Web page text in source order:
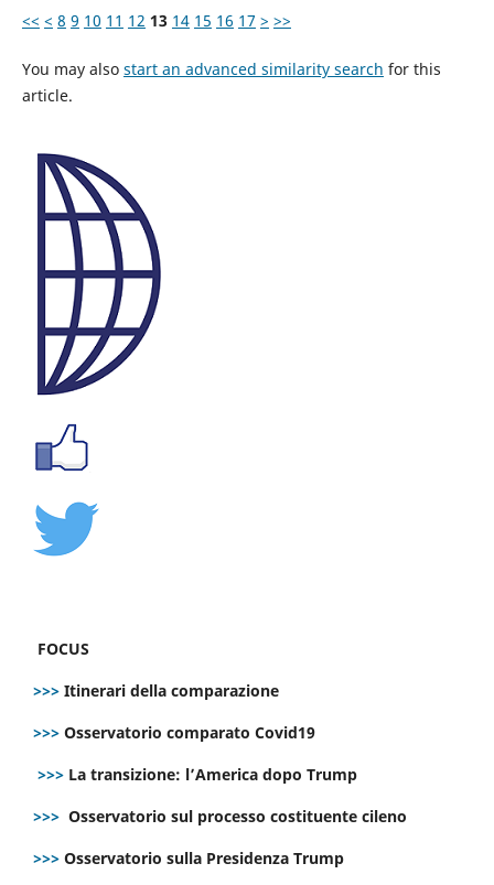
<< < 8 9 10 11 12 13 14 15 16 17 > >>
You may also start an advanced similarity search for this
article.
FOCUS
>>> Itinerari della comparazione
>>> Osservatorio comparato Covid19
>>> La transizione: l’America dopo Trump
>>> Osservatorio sul processo costituente cileno
>>> Osservatorio sulla Presidenza Trump